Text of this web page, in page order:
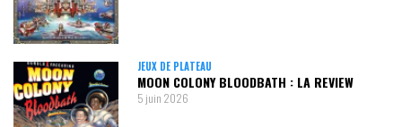
JEUX DE PLATEAU
MOON COLONY BLOODBATH : LA REVIEW
5 juin 2026